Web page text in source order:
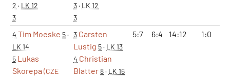
2 · LK 12
3
3· LK 12
3
4 Tim Moeske 5·
LK 14
5 Lukas
Skorepa (CZE
3 Carsten
Lustig 5· LK 13
4 Christian
Blatter8· LK 16
5:7 6:4 14:12 1:0